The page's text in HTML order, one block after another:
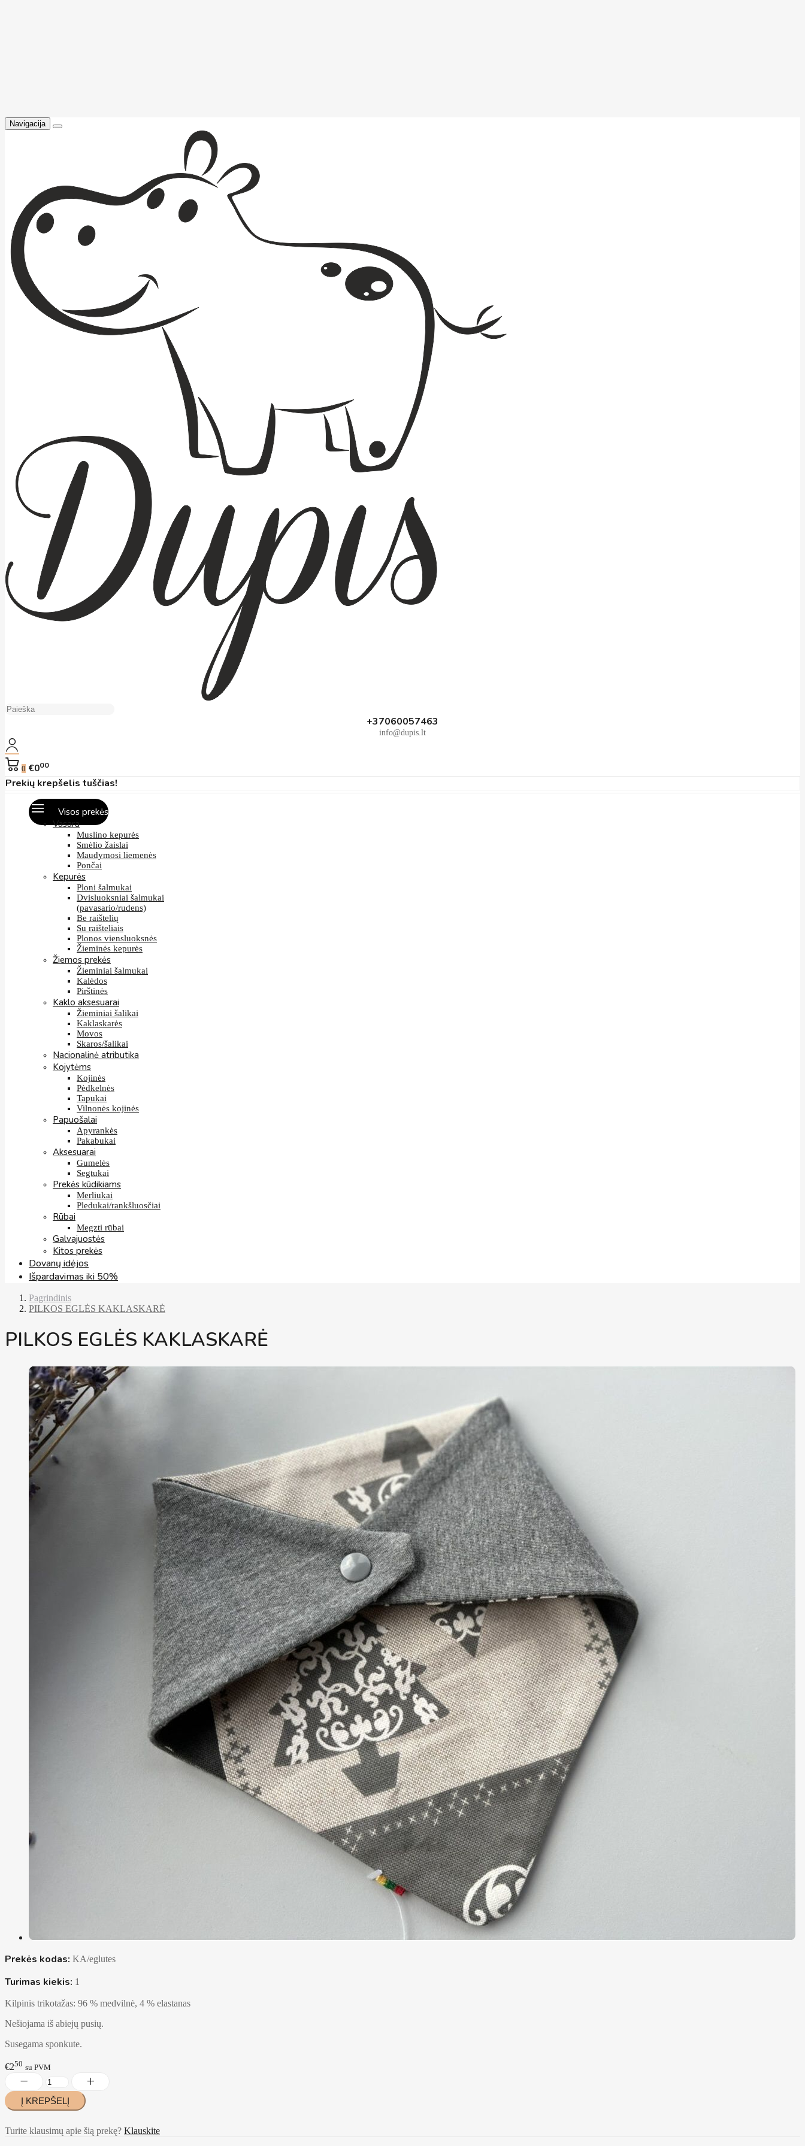
Navigacija
+37060057463
info@dupis.lt
0 €000
Prekių krepšelis tuščias!
Visos prekės
Vasara
Muslino kepurės
Smėlio žaislai
Maudymosi liemenės
Pončai
Kepurės
Ploni šalmukai
Dvisluoksniai šalmukai
(pavasario/rudens)
Be raištelių
Su raišteliais
Plonos viensluoksnės
Žieminės kepurės
Žiemos prekės
Žieminiai šalmukai
Kalėdos
Pirštinės
Kaklo aksesuarai
Žieminiai šalikai
Kaklaskarės
Movos
Skaros/šalikai
Nacionalinė atributika
Kojytėms
Kojinės
Pėdkelnės
Tapukai
Vilnonės kojinės
Papuošalai
Apyrankės
Pakabukai
Aksesuarai
Gumelės
Segtukai
Prekės kūdikiams
Merliukai
Pledukai/rankšluosčiai
Rūbai
Megzti rūbai
Galvajuostės
Kitos prekės
Dovanų idėjos
Išpardavimas iki 50%
Pagrindinis
PILKOS EGLĖS KAKLASKARĖ
PILKOS EGLĖS KAKLASKARĖ
Prekės kodas: KA/eglutes
Turimas kiekis: 1
Kilpinis trikotažas: 96 % medvilnė, 4 % elastanas
Nešiojama iš abiejų pusių.
Susegama sponkute.
€250 su PVM
Turite klausimų apie šią prekę? Klauskite